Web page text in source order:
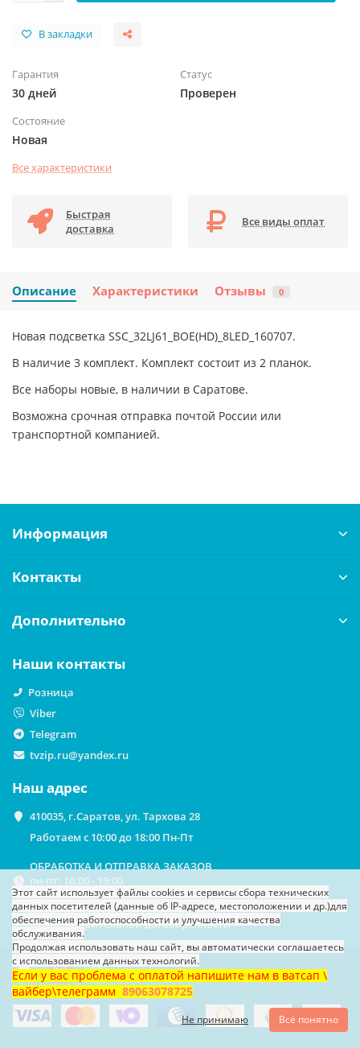
В закладки
Гарантия
30 дней
Статус
Проверен
Состояние
Новая
Все характеристики
Быстрая
доставка
Все виды оплат
Описание Характеристики Отзывы 0
Новая подсветка SSC_32LJ61_BOE(HD)_8LED_160707.
В наличие 3 комплект. Комплект состоит из 2 планок.
Все наборы новые, в наличии в Саратове.
Возможна срочная отправка почтой России или
транспортной компанией.
Этот сайт использует файлы cookies и сервисы сбора технических
данных посетителей (данные об IP-адресе, местоположении и др.)для
обеспечения работоспособности и улучшения качества
обслуживания.
Продолжая использовать наш сайт, вы автоматически соглашаетесь
с использованием данных технологий.
Если у вас проблема с оплатой напишите нам в ватсап \
вайбер\телеграмм 89063078725
Не принимаю Всё понятно
Информация
Контакты
Дополнительно
Наши контакты
Розница
Viber
Telegram
tvzip.ru@yandex.ru
Наш адрес
410035, г.Саратов, ул. Тархова 28
Работаем с 10:00 до 18:00 Пн-Пт
ОБРАБОТКА И ОТПРАВКА ЗАКАЗОВ
пн-пт: 10:00 - 19:00
ВЫДАЧА ЗАКАЗОВ НА САМОВЫВОЗ
По предварительной договоренности